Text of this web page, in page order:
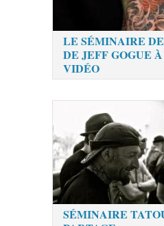
LE SÉMINAIRE
DE JEFF GOGUE
VIDÉO
SÉMINAIRE